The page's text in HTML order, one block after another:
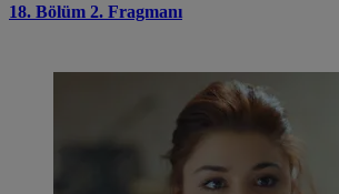
18. Bölüm 2. Fragmanı